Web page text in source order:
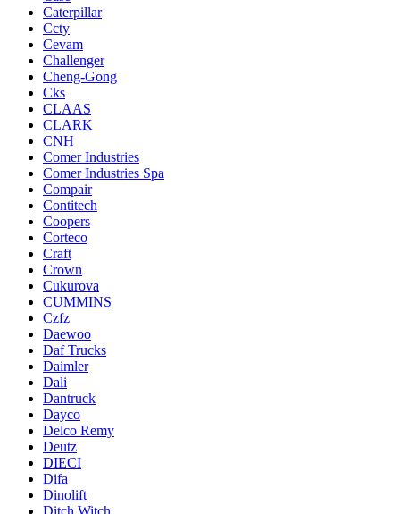
Caterpillar
Ccty
Cevam
Challenger
Cheng-Gong
Cks
CLAAS
CLARK
CNH
Comer Industries
Comer Industries Spa
Compair
Contitech
Coopers
Corteco
Craft
Crown
Cukurova
CUMMINS
Czfz
Daewoo
Daf Trucks
Daimler
Dali
Dantruck
Dayco
Delco Remy
Deutz
DIECI
Difa
Dinolift
Ditch Witch